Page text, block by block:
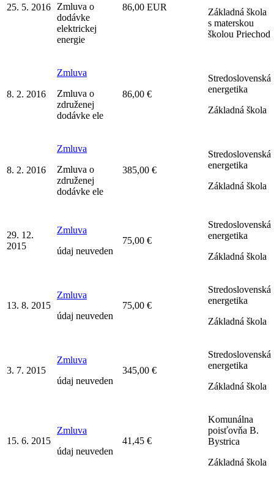
25. 5. 2016
Zmluva o
dodávke
elektrickej
energie
86,00 EUR
Základná škola
s materskou
školou Priechod
8. 2. 2016
Zmluva
Zmluva o
združenej
dodávke ele
86,00 €
Stredoslovenská
energetika
Základná škola
8. 2. 2016
Zmluva
Zmluva o
združenej
dodávke ele
385,00 €
Stredoslovenská
energetika
Základná škola
29. 12.
2015
Zmluva
údaj neuveden
75,00 €
Stredoslovenská
energetika
Základná škola
13. 8. 2015
Zmluva
údaj neuveden
75,00 €
Stredoslovenská
energetika
Základná škola
3. 7. 2015
Zmluva
údaj neuveden
345,00 €
Stredoslovenská
energetika
Základná škola
15. 6. 2015
Zmluva
údaj neuveden
41,45 €
Komunálna
poisťovňa B.
Bystrica
Základná škola